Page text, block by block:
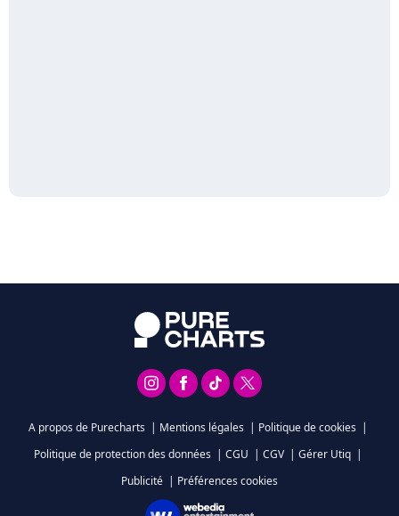
A propos de Purecharts | Mentions légales | Politique de cookies |
Politique de protection des données | CGU | CGV | Gérer Utiq |
Publicité | Préférences cookies